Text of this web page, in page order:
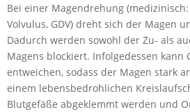
Bei einer Magendrehung
Volvulus, GDV) dreht sich der Magen
Dadurch werden sowohl der Zu- als
Magens blockiert. Infolgedessen kann
entweichen, sodass der Magen stark
einem lebensbedrohlichen
Blutgefäße abgeklemmt werden und